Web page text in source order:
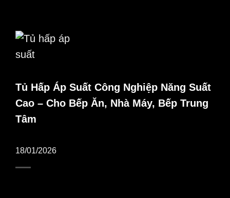
Tủ Hấp Áp Suất Công Nghiệp Năng Suất
Cao – Cho Bếp Ăn, Nhà Máy, Bếp Trung
Tâm
18/01/2026